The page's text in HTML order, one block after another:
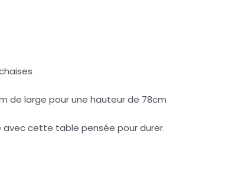
de large pour une hauteur de 78cm
cette table pensée pour durer.